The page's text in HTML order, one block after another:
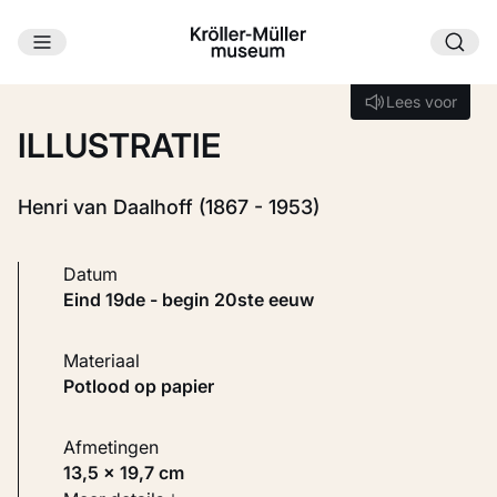
Ga naar hoofdinhoud
Lees voor
Lees voor
ILLUSTRATIE
Henri van Daalhoff (1867 - 1953)
Datum
eind 19de - begin 20ste eeuw
Materiaal
Potlood op papier
Afmetingen
13,5 × 19,7 cm